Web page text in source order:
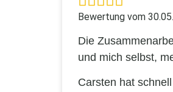
Bewertung vom
Die
und mich selbst,
Carsten hat